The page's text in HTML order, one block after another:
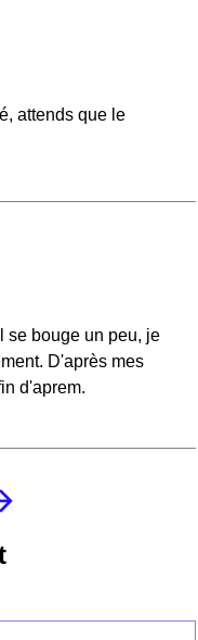
attends que le
se bouge un peu, je
D'après mes
d'aprem.